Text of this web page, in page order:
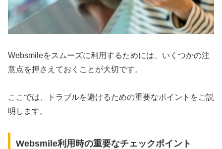
Websmileをスムーズに利用するためには、いくつかの注
意点を押さえておくことが大切です。
ここでは、トラブルを避けるための重要なポイントをご説
明します。
Websmile利用時の重要なチェックポイント